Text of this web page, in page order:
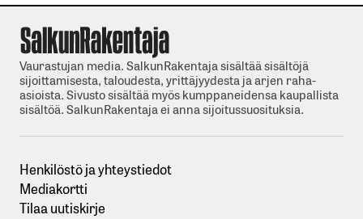
Vaurastujan media. SalkunRakentaja sisältää sisältöjä
sijoittamisesta, taloudesta, yrittäjyydesta ja arjen raha-
asioista. Sivusto sisältää myös kumppaneidensa kaupallista
sisältöä. SalkunRakentaja ei anna sijoitussuosituksia.
Henkilöstö ja yhteystiedot
Mediakortti
Tilaa uutiskirje